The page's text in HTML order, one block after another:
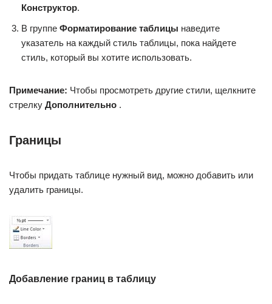
Конструктор.
В группе Форматирование таблицы наведите
указатель на каждый стиль таблицы, пока найдете
стиль, который вы хотите использовать.
Примечание: Чтобы просмотреть другие стили, щелкните
стрелку Дополнительно .
Границы
Чтобы придать таблице нужный вид, можно добавить или
удалить границы.
Добавление границ в таблицу